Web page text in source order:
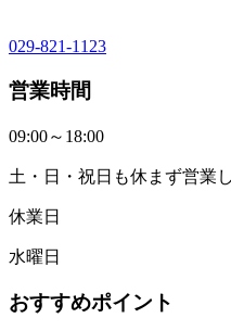
029-821-1123
営業時間
09:00～18:00
土・日・祝日も休まず営業
休業日
水曜日
おすすめポイント